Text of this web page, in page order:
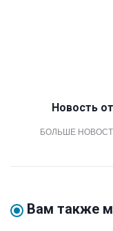
Новость от
БОЛЬШЕ
Вам также